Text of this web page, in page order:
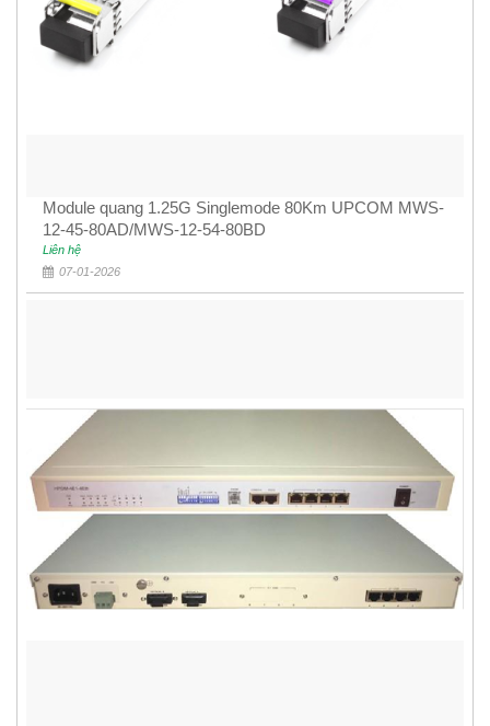
Module quang 1.25G Singlemode 80Km UPCOM MWS-
12-45-80AD/MWS-12-54-80BD
Liên hệ
07-01-2026